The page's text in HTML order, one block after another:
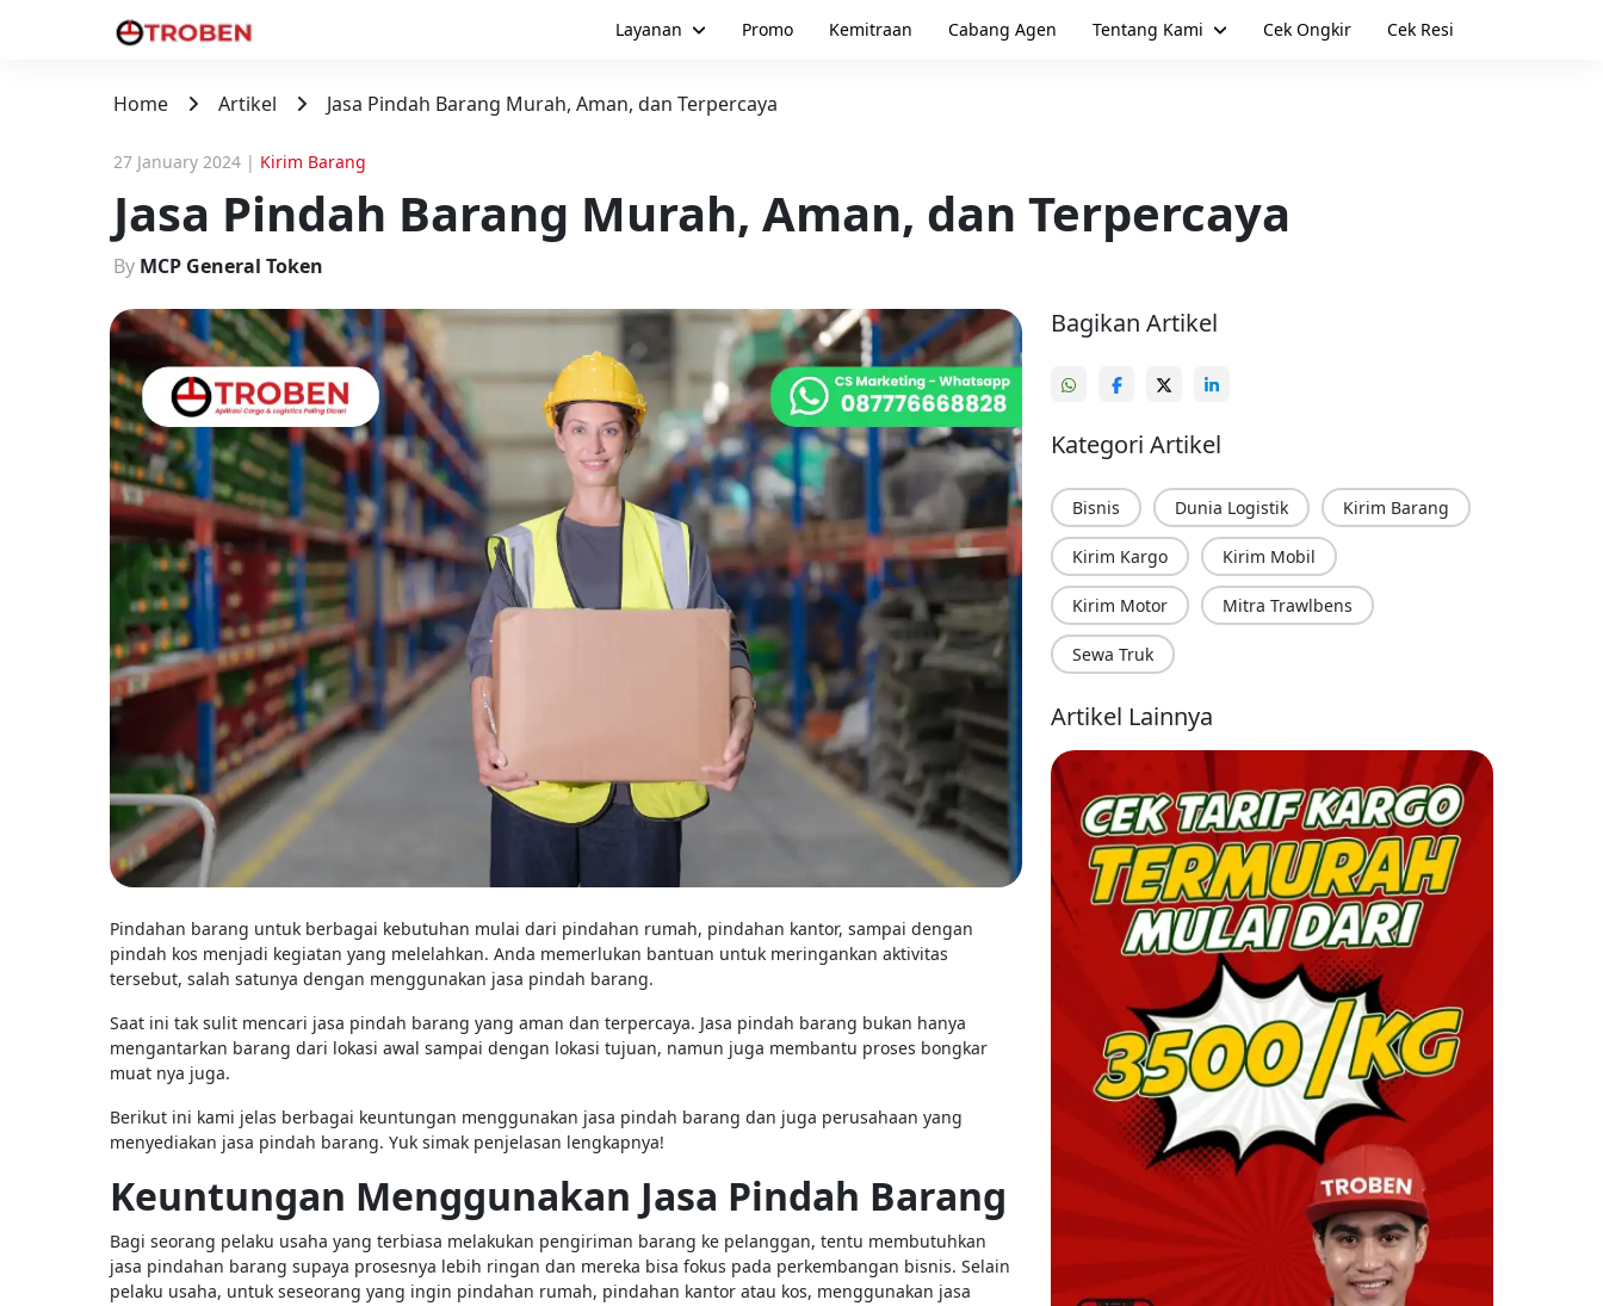
Layanan Promo Kemitraan Cabang Agen Tentang Kami Cek Ongkir Cek Resi
Home Artikel Jasa Pindah Barang Murah, Aman, dan Terpercaya
27 January 2024 | Kirim Barang
Jasa Pindah Barang Murah, Aman, dan Terpercaya
By MCP General Token
Pindahan barang untuk berbagai kebutuhan mulai dari pindahan rumah, pindahan kantor, sampai dengan
pindah kos menjadi kegiatan yang melelahkan. Anda memerlukan bantuan untuk meringankan aktivitas
tersebut, salah satunya dengan menggunakan jasa pindah barang.
Saat ini tak sulit mencari jasa pindah barang yang aman dan terpercaya. Jasa pindah barang bukan hanya
mengantarkan barang dari lokasi awal sampai dengan lokasi tujuan, namun juga membantu proses bongkar
muat nya juga.
Berikut ini kami jelas berbagai keuntungan menggunakan jasa pindah barang dan juga perusahaan yang
menyediakan jasa pindah barang. Yuk simak penjelasan lengkapnya!
Keuntungan Menggunakan Jasa Pindah Barang
Bagi seorang pelaku usaha yang terbiasa melakukan pengiriman barang ke pelanggan, tentu membutuhkan
jasa pindahan barang supaya prosesnya lebih ringan dan mereka bisa fokus pada perkembangan bisnis. Selain
pelaku usaha, untuk seseorang yang ingin pindahan rumah, pindahan kantor atau kos, menggunakan jasa
Bagikan Artikel
Kategori Artikel
Bisnis Dunia Logistik Kirim Barang
Kirim Kargo Kirim Mobil
Kirim Motor Mitra Trawlbens
Sewa Truk
Artikel Lainnya